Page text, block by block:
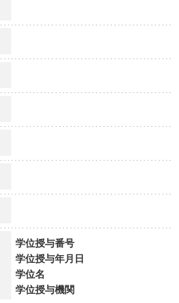
学位授与番号
学位授与年月日
学位名
学位授与機関